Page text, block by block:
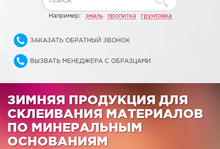
Например: эмаль пропитка грунтовка
ЗАКАЗАТЬ ОБРАТНЫЙ ЗВОНОК
ВЫЗВАТЬ МЕНЕДЖЕРА С ОБРАЗЦАМИ
ЗИМНЯЯ ПРОДУКЦИЯ ДЛЯ
СКЛЕИВАНИЯ МАТЕРИАЛОВ
ПО МИНЕРАЛЬНЫМ
ОСНОВАНИЯМ